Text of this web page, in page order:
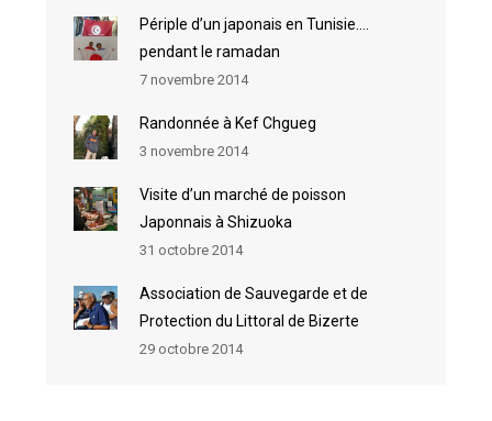
Périple d’un japonais en Tunisie….
pendant le ramadan
7 novembre 2014
Randonnée à Kef Chgueg
3 novembre 2014
Visite d’un marché de poisson
Japonnais à Shizuoka
31 octobre 2014
Association de Sauvegarde et de
Protection du Littoral de Bizerte
29 octobre 2014